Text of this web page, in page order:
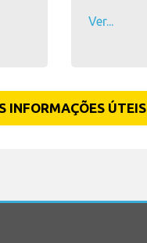
Ver...
INFORMAÇÕES ÚTEIS